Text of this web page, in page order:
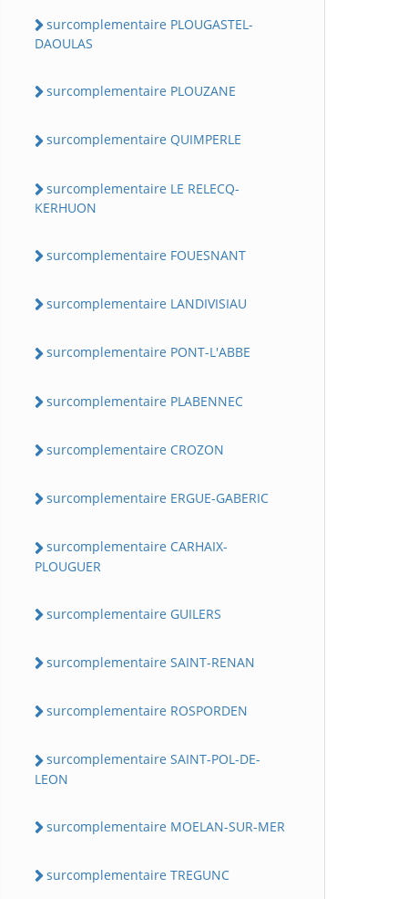
surcomplementaire PLOUGASTEL-
DAOULAS
surcomplementaire PLOUZANE
surcomplementaire QUIMPERLE
surcomplementaire LE RELECQ-
KERHUON
surcomplementaire FOUESNANT
surcomplementaire LANDIVISIAU
surcomplementaire PONT-L'ABBE
surcomplementaire PLABENNEC
surcomplementaire CROZON
surcomplementaire ERGUE-GABERIC
surcomplementaire CARHAIX-
PLOUGUER
surcomplementaire GUILERS
surcomplementaire SAINT-RENAN
surcomplementaire ROSPORDEN
surcomplementaire SAINT-POL-DE-
LEON
surcomplementaire MOELAN-SUR-MER
surcomplementaire TREGUNC